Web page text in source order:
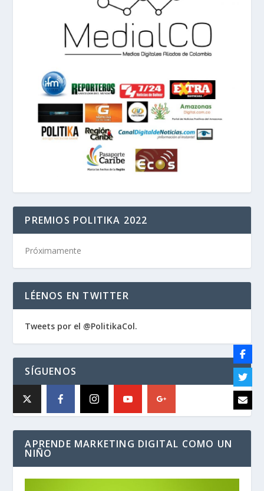
PREMIOS POLITIKA 2022
Próximamente
LÉENOS EN TWITTER
Tweets por el @PolitikaCol.
SÍGUENOS
APRENDE MARKETING DIGITAL COMO UN
NIÑO